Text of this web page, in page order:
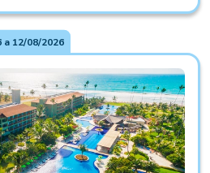
a 12/08/2026